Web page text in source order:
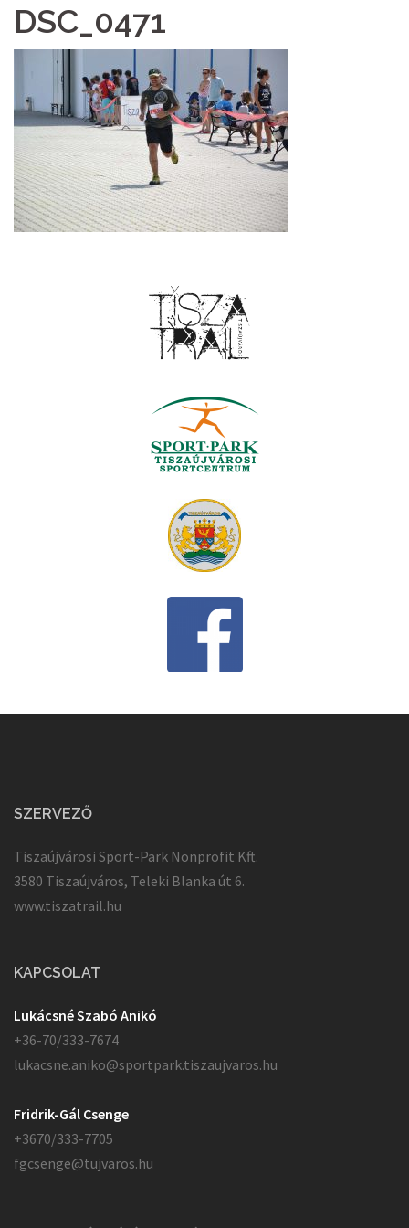
DSC_0471
SZERVEZŐ
Tiszaújvárosi Sport-Park Nonprofit Kft.
3580 Tiszaújváros, Teleki Blanka út 6.
www.tiszatrail.hu
KAPCSOLAT
Lukácsné Szabó Anikó
+36-70/333-7674
lukacsne.aniko@sportpark.tiszaujvaros.hu
Fridrik-Gál Csenge
+3670/333-7705
fgcsenge@tujvaros.hu